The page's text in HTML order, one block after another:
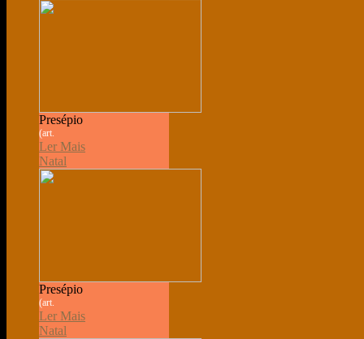
Presépio
(art.
Ler Mais
Natal
Presépio
(art.
Ler Mais
Natal